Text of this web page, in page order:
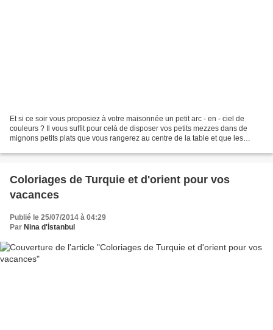
Et si ce soir vous proposiez à votre maisonnée un petit arc - en - ciel de
couleurs ? Il vous suffit pour celà de disposer vos petits mezzes dans de
mignons petits plats que vous rangerez au centre de la table et que les
Coloriages de Turquie et d'orient pour vos
vacances
Publié le 25/07/2014 à 04:29
Par Nina d'İstanbul